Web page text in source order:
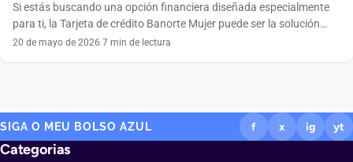
Si estás buscando una opción financiera diseñada especialmente
para ti, la Tarjeta de crédito Banorte Mujer puede ser la solución
ideal. Este producto combina beneficios exclusivos con facilidades
20 de mayo de 2026·7 min de lectura
SIGA O MEU BOLSO AZUL f x ig yt
Categorias